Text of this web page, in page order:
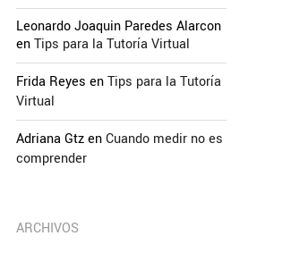
Leonardo Joaquin Paredes Alarcon
enTips para la Tutoría Virtual
Frida Reyes enTips para la Tutoría
Virtual
Adriana GtzenCuando medir no es
comprender
ARCHIVOS